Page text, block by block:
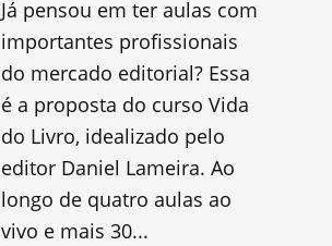
Já pensou em ter aulas com
importantes profissionais
do mercado editorial? Essa
é a proposta do curso Vida
do Livro, idealizado pelo
editor Daniel Lameira. Ao
longo de quatro aulas ao
vivo e mais 30...